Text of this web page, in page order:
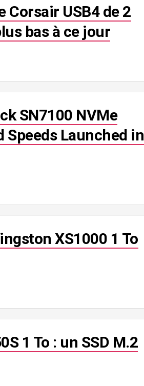
Corsair USB4 de 2
bas à ce jour
SN7100 NVMe
Speeds Launched in
XS1000 1 To
1 To : un SSD M.2